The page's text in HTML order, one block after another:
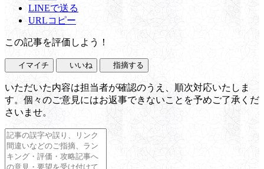
LINEで送る
URLコピー
この記事を評価しよう！
イマイチ いいね 指摘する
いただいた内容は担当者が確認のうえ、順次対応いたしま
す。個々のご意見にはお返事できないことを予めご了承くだ
さいませ。